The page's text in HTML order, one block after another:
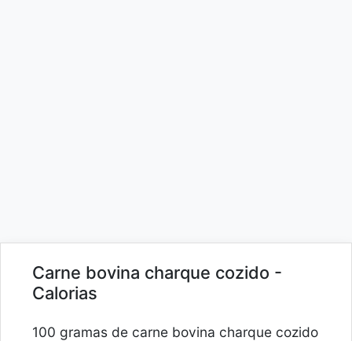
Carne bovina charque cozido -
Calorias
100 gramas de carne bovina charque cozido